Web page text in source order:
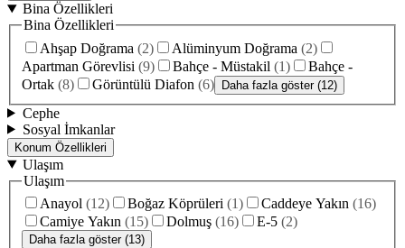
Bina Özellikleri
Bina Özellikleri
Ahşap Doğrama (2) Alüminyum Doğrama (2)
Apartman Görevlisi (9) Bahçe - Müstakil (1)
Bahçe -
Ortak (8) Görüntülü Diafon (6) Daha fazla göster (12)
Cephe
Sosyal İmkanlar
Konum Özellikleri
Ulaşım
Ulaşım
Anayol (12) Boğaz Köprüleri (1) Caddeye Yakın (16)
Camiye Yakın (15) Dolmuş (16) E-5 (2)
Daha fazla göster (13)